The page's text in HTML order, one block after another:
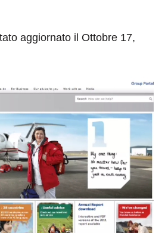
aggiornato il Ottobre 17,